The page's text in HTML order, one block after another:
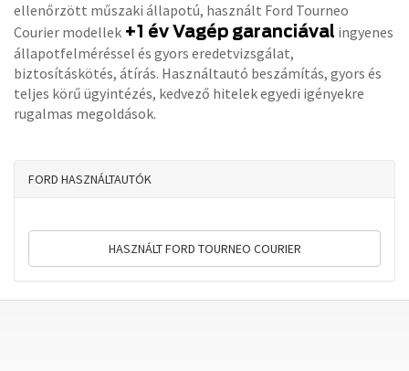
ellenőrzött műszaki állapotú, használt Ford Tourneo
Courier modellek +1 év Vagép garanciával ingyenes
állapotfelméréssel és gyors eredetvizsgálat,
biztosításkötés, átírás. Használtautó beszámítás, gyors és
teljes körű ügyintézés, kedvező hitelek egyedi igényekre
rugalmas megoldások.
FORD HASZNÁLTAUTÓK
HASZNÁLT FORD TOURNEO COURIER